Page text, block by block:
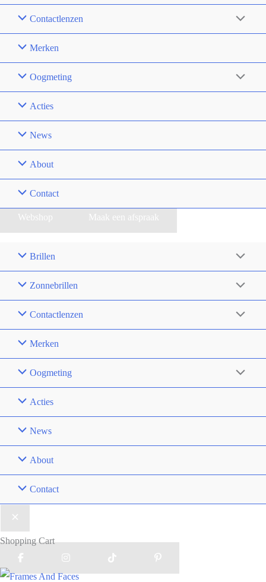
Contactlenzen
Merken
Oogmeting
Acties
News
About
Contact
Webshop Maak een afspraak
Brillen
Zonnebrillen
Contactlenzen
Merken
Oogmeting
Acties
News
About
Contact
Shopping Cart